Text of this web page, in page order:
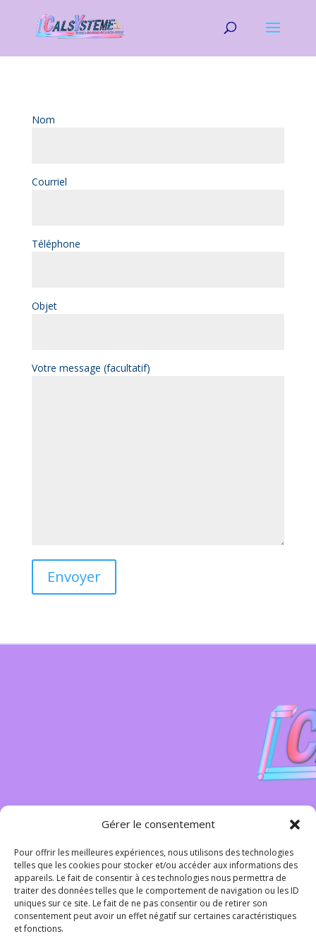
Gérer le consentement
Pour offrir les meilleures expériences, nous utilisons des technologies
telles que les cookies pour stocker et/ou accéder aux informations des
appareils. Le fait de consentir à ces technologies nous permettra de
traiter des données telles que le comportement de navigation ou les ID
uniques sur ce site. Le fait de ne pas consentir ou de retirer son
consentement peut avoir un effet négatif sur certaines caractéristiques
et fonctions.
Nom
Courriel
Téléphone
Objet
Votre message (facultatif)
Envoyer
Contact